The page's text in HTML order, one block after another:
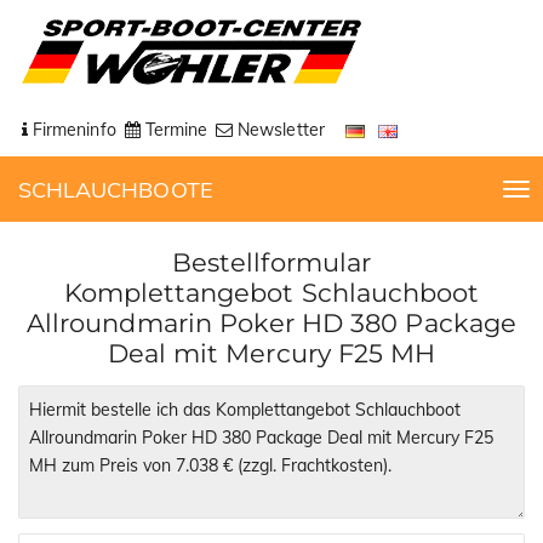
Firmeninfo Termine Newsletter
SCHLAUCHBOOTE
T
o
a
Bestellformular
Komplettangebot Schlauchboot
Allroundmarin Poker HD 380 Package
Deal mit Mercury F25 MH